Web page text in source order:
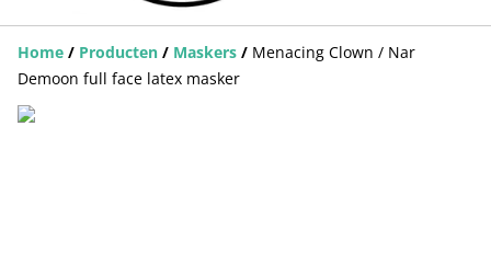
Home / Producten / Maskers / Menacing Clown / Nar
Demoon full face latex masker